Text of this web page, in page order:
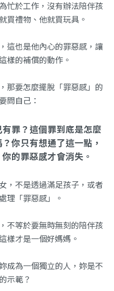
忙於工作，沒有辦法陪伴孩
買禮物、他就買玩具。
這也是他內心的罪惡感，讓
樣的補償的動作。
那要怎麼擺脫「罪惡感」的
問自己：
罪？這個罪到底是怎麼
你只有想通了這一點，
的罪惡感才會消失。
，不是透過滿足孩子，或者
理「罪惡感」。
不等於要無時無刻的陪伴孩
樣才是一個好媽媽。
成為一個獨立的人，妳是不
示範？